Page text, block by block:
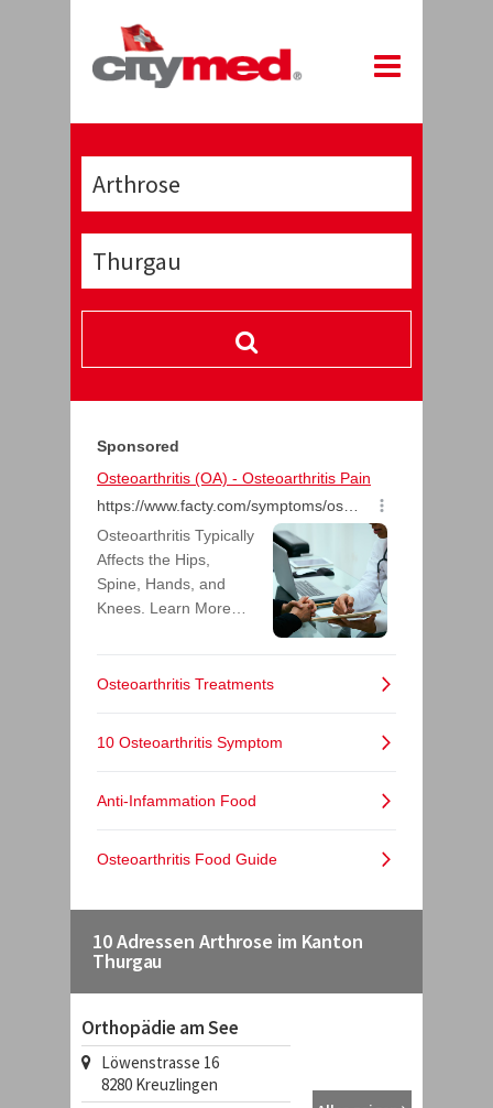
10 Adressen Arthrose im Kanton
Thurgau
Orthopädie am See
Löwenstrasse 16
8280 Kreuzlingen